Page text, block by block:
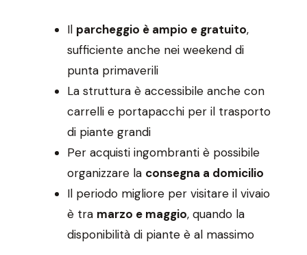
Il parcheggio è ampio e gratuito,
sufficiente anche nei weekend di
punta primaverili
La struttura è accessibile anche con
carrelli e portapacchi per il trasporto
di piante grandi
Per acquisti ingombranti è possibile
organizzare la consegna a domicilio
Il periodo migliore per visitare il vivaio
è tra marzo e maggio, quando la
disponibilità di piante è al massimo